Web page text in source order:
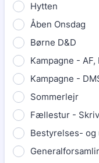
Hytten
Åben Onsdag
Børne D&D
Kampagne - AF,
Kampagne -
Sommerlejr
Fællestur -
Bestyrelses- og